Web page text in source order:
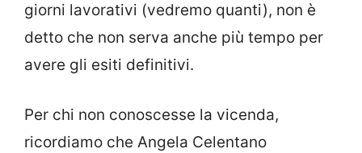
giorni lavorativi (vedremo quanti), non è
detto che non serva anche più tempo per
avere gli esiti definitivi.
Per chi non conoscesse la vicenda,
ricordiamo che Angela Celentano